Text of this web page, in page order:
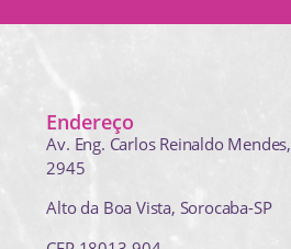
Endereço
Av. Eng. Carlos Reinaldo Mendes,
2945
Alto da Boa Vista, Sorocaba-SP